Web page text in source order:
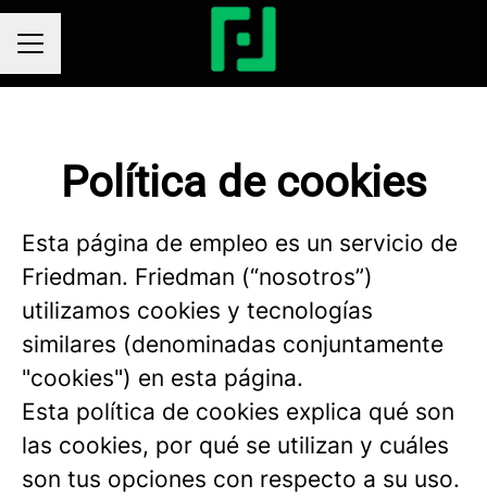
Menú de empleo
Política de cookies
Esta página de empleo es un servicio de
Friedman. Friedman (“nosotros”)
utilizamos cookies y tecnologías
similares (denominadas conjuntamente
"cookies") en esta página.
Esta política de cookies explica qué son
las cookies, por qué se utilizan y cuáles
son tus opciones con respecto a su uso.